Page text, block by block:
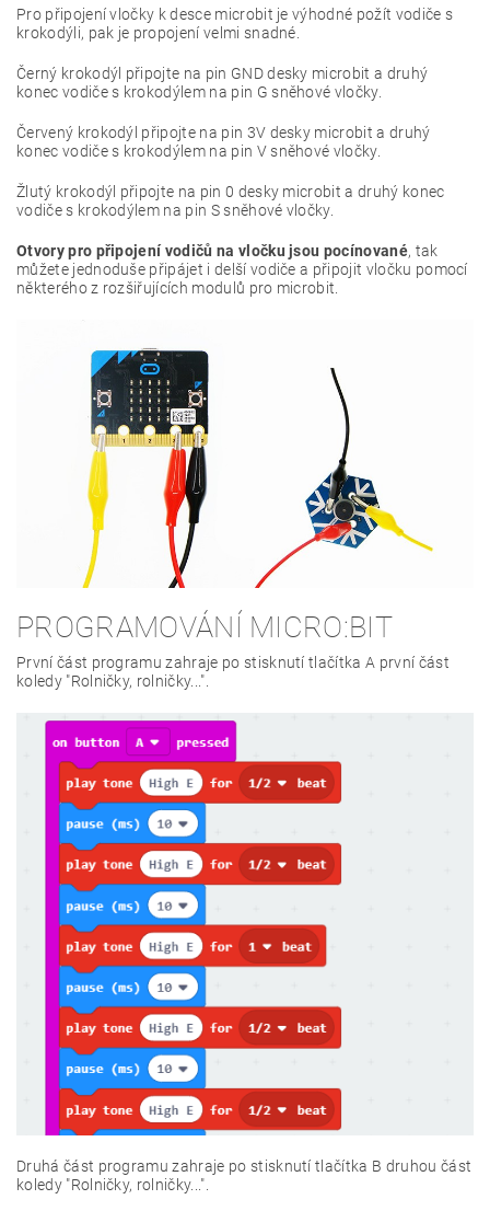
Pro připojení vločky k desce microbit je výhodné požít vodiče s
krokodýli, pak je propojení velmi snadné.
Černý krokodýl připojte na pin GND desky microbit a druhý
konec vodiče s krokodýlem na pin G sněhové vločky.
Červený krokodýl připojte na pin 3V desky microbit a druhý
konec vodiče s krokodýlem na pin V sněhové vločky.
Žlutý krokodýl připojte na pin 0 desky microbit a druhý konec
vodiče s krokodýlem na pin S sněhové vločky.
Otvory pro připojení vodičů na vločku jsou pocínované, tak
můžete jednoduše připájet i delší vodiče a připojit vločku pomocí
některého z rozšiřujících modulů pro microbit.
PROGRAMOVÁNÍ MICRO:BIT
První část programu zahraje po stisknutí tlačítka A první část
koledy "Rolničky, rolničky...".
Druhá část programu zahraje po stisknutí tlačítka B druhou část
koledy "Rolničky, rolničky...".